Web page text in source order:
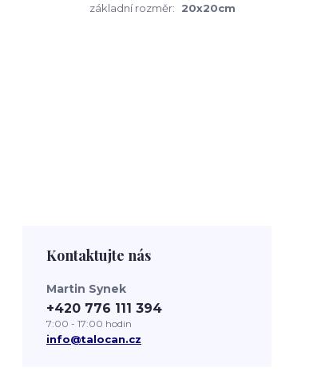
základní rozměr:
20x20cm
Kontaktujte nás
Martin Synek
+420 776 111 394
7:00 - 17:00 hodin
info@talocan.cz